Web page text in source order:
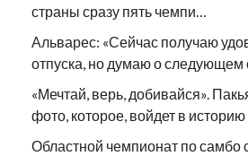
страны сразу пять чемпи…
Альварес: «Сейчас получаю
отпуска, но думаю о следующем
«Мечтай, верь, добивайся».
фото, которое, войдет в историю
Областной чемпионат по самбо